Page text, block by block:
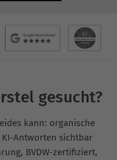
gesucht?
kann: organische
Antworten sichtbar
BVDW-zertifiziert,